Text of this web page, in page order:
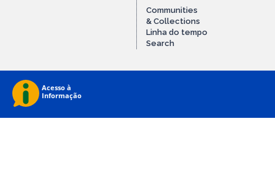
Communities
& Collections
Linha do tempo
Search